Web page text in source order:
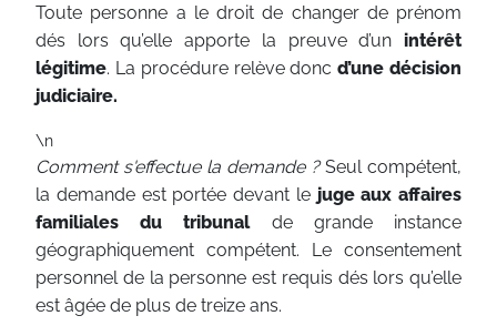
Toute personne a le droit de changer de prénom
dés lors qu’elle apporte la preuve d’un intérêt
légitime. La procédure relève doncd’une décision
judiciaire.
\n
Comment s'effectue la demande ?Seul compétent,
la demande est portée devant le juge aux affaires
familiales du tribunalde grande instance
géographiquement compétent. Le consentement
personnel de la personne est requis dés lors qu’elle
est âgée de plus de treize ans.